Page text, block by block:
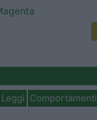
Leggi Comportamenti